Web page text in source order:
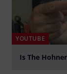
YOUTUBE
Is The